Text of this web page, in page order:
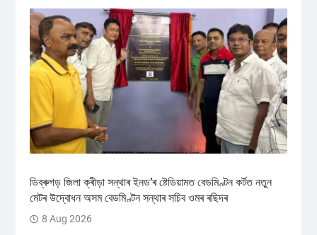
ডিব্ৰুগড় জিলা ক্ৰীড়া সন্থাৰ ইনড’ৰ ষ্টেডিয়ামত বেডমিণ্টন কৰ্টত নতুন
মেটৰ উদ্বোধন অসম বেডমিণ্টন সন্থাৰ সচিব ওমৰ ৰছিদৰ
8 Aug 2026